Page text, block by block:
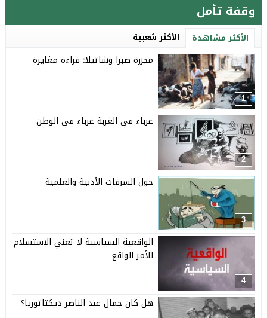
وقفة تأمل
الأكثر مشاهدة الأكثر شعبية
1
مجزرة صبرا وشاتيلا: قراءة مغايرة
2
غرباء في الغربة غرباء في الوطن
3
حول السرقات الأدبية والعلمية
4
الواقعية السياسية لا تعني الاستسلام
للأمر الواقع
هل كان جمال عبد الناصر ديكتاتوريا؟